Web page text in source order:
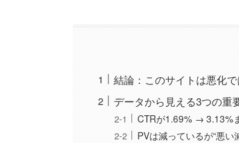
結論：このサイトは悪化
データから見える3つの重
CTRが1.69% → 3.13%
PVは減っているが“悪い